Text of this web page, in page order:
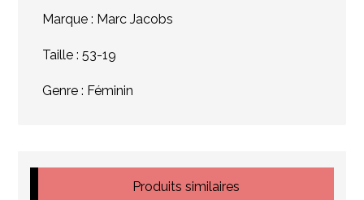
Marque : Marc Jacobs
Taille : 53-19
Genre : Féminin
Produits similaires